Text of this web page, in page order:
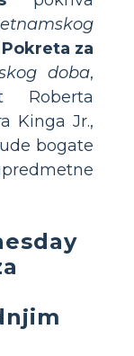
Pokreta za
doba,
Roberta
Kinga Jr.,
bogate